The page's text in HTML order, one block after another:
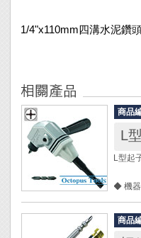
1/4"x110mm四溝水泥鑽
商品
L型起
◆ 機器
◆ 牆壁
◆ 手柄
◆ 最大
商品